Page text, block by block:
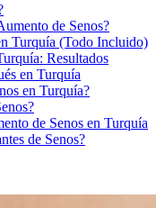
de Senos?
Turquía (Todo Incluido)
Resultados
en Turquía
en Turquía?
de Senos en Turquía
de Senos?